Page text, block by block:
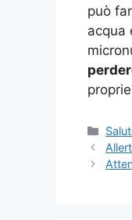
può
acqua